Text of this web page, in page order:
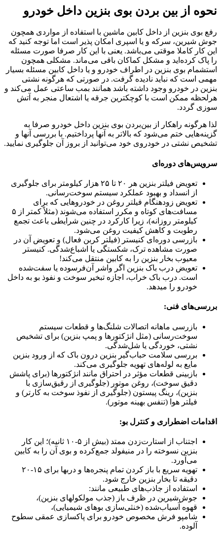
نحوه از بین بردن بوی بنزین داخل خودرو
رفع بوی بنزین از داخل کابین ماشین با استفاده از مواردی همچون
جوش شیرین، سرکه و یا اسپری امکان پذیر است اما توجه کنید که
این کار کاملا موقتی می‌باشد. یعنی با این کار صرفا صورت مسئله
را پاک کرده‌اید و مشکل کماکان باقی می‌ماند. مشکلی همچون
استشمام بوی بنزین در اطراف خودرو و یا داخل کابین مسئله بسیار
مهمی است که نباید نادیده گرفت. در صورتی که هرگونه نشتی
بنزین در خودرو وجود داشته باشد همانند بمب ساعتی عمل می‌کند و
هرلحظه ممکن است با کوچکترین جرقه یا اشتعال منجر به آتش
سوزی گردد.
لذا هرگونه راهکار از بین‌بردن بوی بنزین داخل خودرو صرفا به
گزینه‌هایی ختم می‌شود که بالاتر به آنها پرداختیم. با بررسی آنها و
تشخیص نشتی در خودروی خود می‌توانید از بروز آن جلوگیری نمایید.
سرویس‌های دوره‌ای
تعویض فیلتر بنزین هر ۲۰ تا ۲۵ هزار کیلومتر برای جلوگیری
از انسداد و بهبود عملکرد سیستم سوخت‌رسانی.
تعویض زودهنگام فیلتر روغن در خودروهایی که برای
مسافت‌های کوتاه و مکرر استفاده می‌شوند (مثلاً کمتر از ۵
کیلومتر روزانه)، زیرا کارکرد در چنین شرایطی باعث تجمع
رطوبت و کاهش کیفیت روغن می‌شود.
بازرسی دوره‌ای کنیستر (فیلتر کربن فعال) و تعویض آن در
صورت مشاهده ترک، شکستگی یا اشباع‌شدگی. کنیستر
معیوب بخار بنزین را به کابین منتقل می‌کند!
تعویض درب باک بنزین اگر واشر آن‌فرسوده یا سفت‌شده
است. درب باک خراب، اجازه تبخیر سوخت و نفوذ بو به داخل
خودرو را میدهد.
بررسی‌های فنی:
بازرسی ماهانه اتصالات شلنگ‌ها و قطعات سیستم
سوخت‌رسانی (مثل انژکتورها و پمپ بنزین) برای تشخیص
نشتی، خوردگی یا شل‌شدگی.
بررسی سلامت حباب‌گیر بنزین درون باک که از ورود بنزین
مایع به لوله‌های تهویه جلوگیری می‌کند.
بازبینی قطعات مؤثر در احتراق مانند انژکتورها (برای پاشش
دقیق سوخت)، روغن موتور (جلوگیری از رقیق‌سازی با
بنزین)، رینگ پیستون (جلوگیری از نفوذ سوخت به کارتر) و
فیلتر هوا (تنفس بهینه موتور).
اقدامات اضطراری و کنترل بو:
اجتناب از استارت‌زدن ممتد (بیش از ۵-۱۰ ثانیه)؛ این کار
بنزین‌ نسوخته را در منیفولد جمع‌کرده و بوی آن را به کابین
می‌آورد.
تهویه سریع با باز کردن تمام پنجره‌ها و دربها برای ۱۵-۲۰
دقیقه تا بخار بنزین خارج شود.
استفاده از جاذب‌های طبیعی مانند:
جوش‌شیرین در ظرف باز (جذب مولکولهای بنزین)،
قهوه آسیاب‌شده (خنثی‌سازی بوهای شیمیایی)،
شامپو فرش مخصوص خودرو برای پاکسازی عمقی سطوح
آلوده.